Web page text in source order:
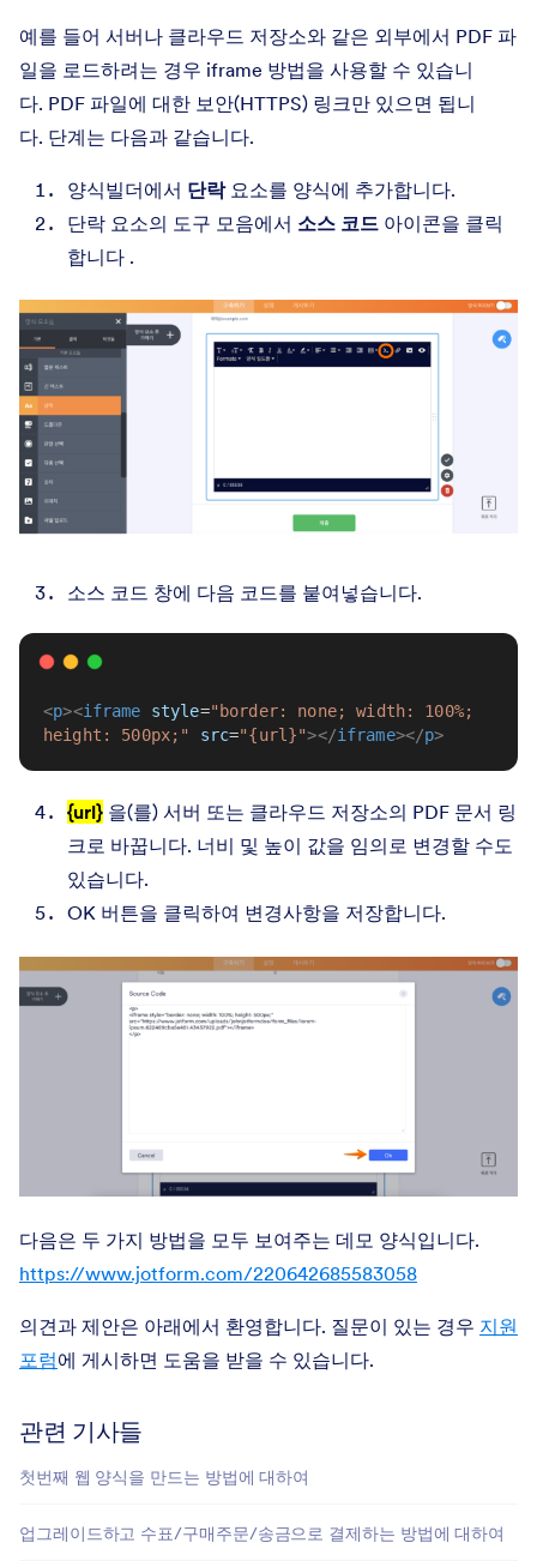
예를 들어 서버나 클라우드 저장소와 같은 외부에서 PDF 파
일을 로드하려는 경우 iframe 방법을 사용할 수 있습니
다. PDF 파일에 대한 보안(HTTPS) 링크만 있으면 됩니
다. 단계는 다음과 같습니다.
양식빌더에서 단락요소를 양식에 추가합니다.
단락 요소의 도구 모음에서 소스 코드 아이콘을 클릭
합니다 .
소스 코드 창에 다음 코드를 붙여넣습니다.
<p><iframe style="border: none; width: 100%;
height: 500px;"
src="{url}"></iframe></p>
{url} 을(를) 서버 또는 클라우드 저장소의 PDF 문서 링
크로 바꿉니다. 너비 및 높이 값을 임의로 변경할 수도
있습니다.
OK 버튼을 클릭하여 변경사항을 저장합니다.
다음은 두 가지 방법을 모두 보여주는 데모 양식입니다.
https://www.jotform.com/220642685583058
의견과 제안은 아래에서 환영합니다. 질문이 있는 경우 지원
포럼에 게시하면 도움을 받을 수 있습니다.
관련 기사들
첫번째 웹 양식을 만드는 방법에 대하여
업그레이드하고 수표/구매주문/송금으로 결제하는 방법에 대하여